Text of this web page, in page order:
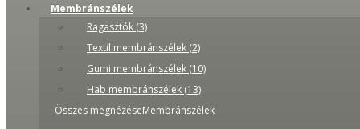
Membránszélek
Ragasztók (3)
Textil membránszélek (2)
Gumi membránszélek (10)
Hab membránszélek (13)
Összes megnézéseMembránszélek